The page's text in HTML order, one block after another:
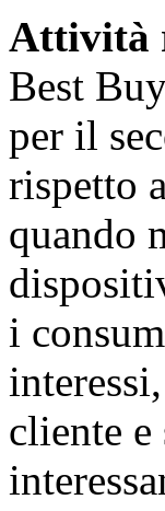
Attività
Best
per il
rispetto
quando
i
cliente